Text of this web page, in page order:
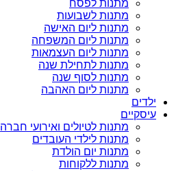
מתנות לפסח
מתנות לשבועות
מתנות ליום האישה
מתנות ליום המשפחה
מתנות ליום העצמאות
מתנות לתחילת שנה
מתנות לסוף שנה
מתנות ליום האהבה
ילדים
עיסקיים
מתנות לטיולים ואירועי חברה
מתנות לילדי העובדים
מתנות יום הולדת
מתנות ללקוחות